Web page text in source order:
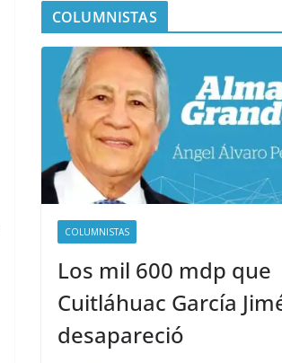
COLUMNISTAS
COLUMNISTAS
Los mil 600 mdp que
Cuitláhuac García
desapareció